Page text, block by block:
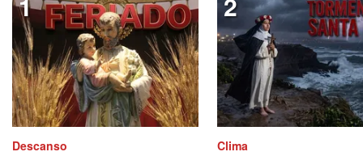
Descanso Clima